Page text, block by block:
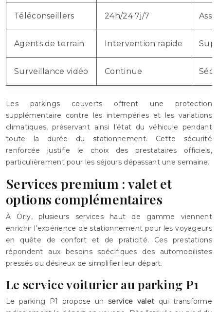
Téléconseillers 24h/24 7j/7
Agents de terrain Intervention rapide
Surveillance vidéo Continue
Les parkings couverts offrent une protection
supplémentaire contre les intempéries et les variations
climatiques, préservant ainsi l’état du véhicule pendant
toute la durée du stationnement. Cette sécurité
renforcée justifie le choix des prestataires officiels,
particulièrement pour les séjours dépassant une semaine.
Services premium : valet et
options complémentaires
À Orly, plusieurs services haut de gamme viennent
enrichir l’expérience de stationnement pour les voyageurs
en quête de confort et de praticité. Ces prestations
répondent aux besoins spécifiques des automobilistes
pressés ou désireux de simplifier leur départ.
Le service voiturier au parking P1
Le parking P1 propose unservice valet qui transforme